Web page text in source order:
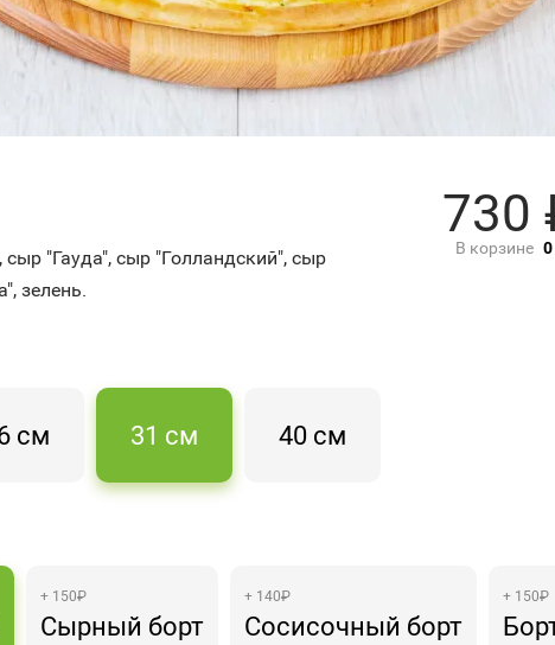
сыр "Гауда", сыр "Голландский", сыр
зелень.
730
В корзине 0
см 31 см 40 см
+ 150₽
Сырный борт
+ 140₽
Сосисочный борт
+ 150₽